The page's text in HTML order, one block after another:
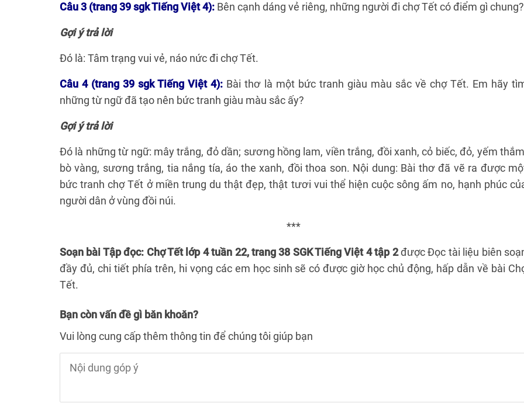
Câu 3 (trang 39 sgk Tiếng Việt 4): Bên cạnh dáng vẻ riêng, những người đi chợ Tết có điểm gì chung?
Gợi ý trả lời
Đó là: Tâm trạng vui vẻ, náo nức đi chợ Tết.
Câu 4 (trang 39 sgk Tiếng Việt 4): Bài thơ là một bức tranh giàu màu sắc về chợ Tết. Em hãy
những từ ngữ đã tạo nên bức tranh giàu màu sắc ấy?
Gợi ý trả lời
Đó là những từ ngữ: mây trắng, đỏ dần; sương hồng lam, viền trắng, đồi xanh, cỏ biếc, đỏ, yếm
bò vàng, sương trắng, tia nắng tía, áo the xanh, đồi thoa son. Nội dung: Bài thơ đã vẽ ra được
bức tranh chợ Tết ở miền trung du thật đẹp, thật tươi vui thể hiện cuộc sông ấm no, hạnh phúc
người dân ở vùng đồi núi.
***
Soạn bài Tập đọc: Chợ Tết lớp 4 tuần 22, trang 38 SGK Tiếng Việt 4 tập 2được Đọc tài liệu biên
đầy đủ, chi tiết phía trên, hi vọng các em học sinh sẽ có được giờ học chủ động, hấp dẫn về bài
Tết.
Bạn còn vấn đề gì băn khoăn?
Vui lòng cung cấp thêm thông tin để chúng tôi giúp bạn